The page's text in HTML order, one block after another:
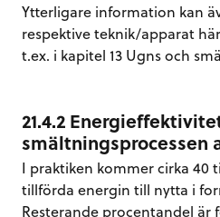
Ytterligare information kan
respektive teknik/apparat
t.ex. i kapitel 13 Ugns och
21.4.2
smältningsprocessen
I praktiken kommer cirka 40
tillförda energin till nytta i
Resterande procentandel